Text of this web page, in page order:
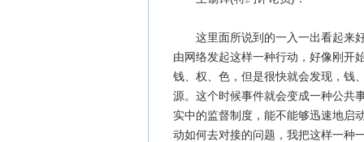
这里面所说到的一入一出看起来好
由网络发起这样一种行动，好像刚开
钱、权、色，但是很快就会发现，钱
源。这个时候事件就会变成一种公共
实中的监督制度，能不能够迅速地启
动如何去对接的问题，我把这样一种